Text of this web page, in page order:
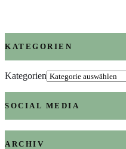
KATEGORIEN
Kategorien
SOCIAL MEDIA
ARCHIV